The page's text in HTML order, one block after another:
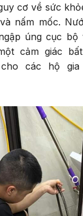
cơ về sức
nấm mốc.
úng cục bộ
cảm giác
các hộ